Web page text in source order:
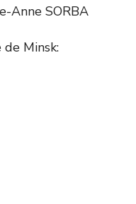
Anne SORBA
Minsk: